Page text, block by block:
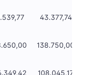
43.377,74
138.750,00
108.045,17